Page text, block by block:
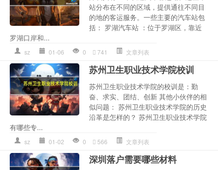
站分布在不同的区域，提供通往不同目
的地的客运服务。一些主要的汽车站包
括： 罗湖汽车站 ：位于罗湖区，靠近
罗湖口岸和...
sz 01-06 0 741 文章列表
苏州卫生职业技术学院校训
苏州卫生职业技术学院的校训是：勤
奋、求实、团结、创新 其他小伙伴的相
似问题： 苏州卫生职业技术学院的历史
沿革是怎样的？ 苏州卫生职业技术学院
有哪些专...
sz 01-02 0 566 文章列表
深圳落户需要哪些材料